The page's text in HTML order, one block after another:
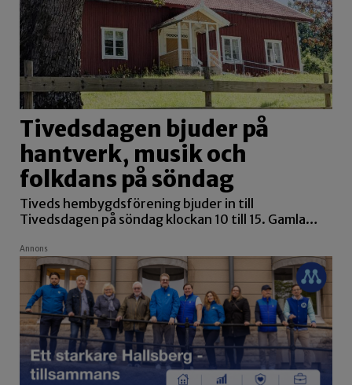
Tivedsdagen bjuder på
hantverk, musik och
folkdans på söndag
Tiveds hembygdsförening bjuder in till
Tivedsdagen på söndag klockan 10 till 15. Gamla…
Annons